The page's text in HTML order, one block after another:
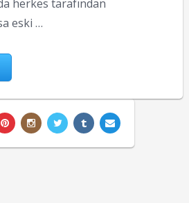
herkes tarafından
eski …